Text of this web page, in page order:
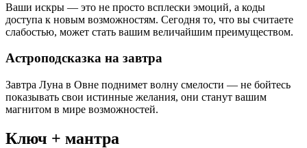
Ваши искры — это не просто всплески эмоций, а коды
доступа к новым возможностям. Сегодня то, что вы считаете
слабостью, может стать вашим величайшим преимуществом.
Астроподсказка на завтра
Завтра Луна в Овне поднимет волну смелости — не бойтесь
показывать свои истинные желания, они станут вашим
магнитом в мире возможностей.
Ключ + мантра